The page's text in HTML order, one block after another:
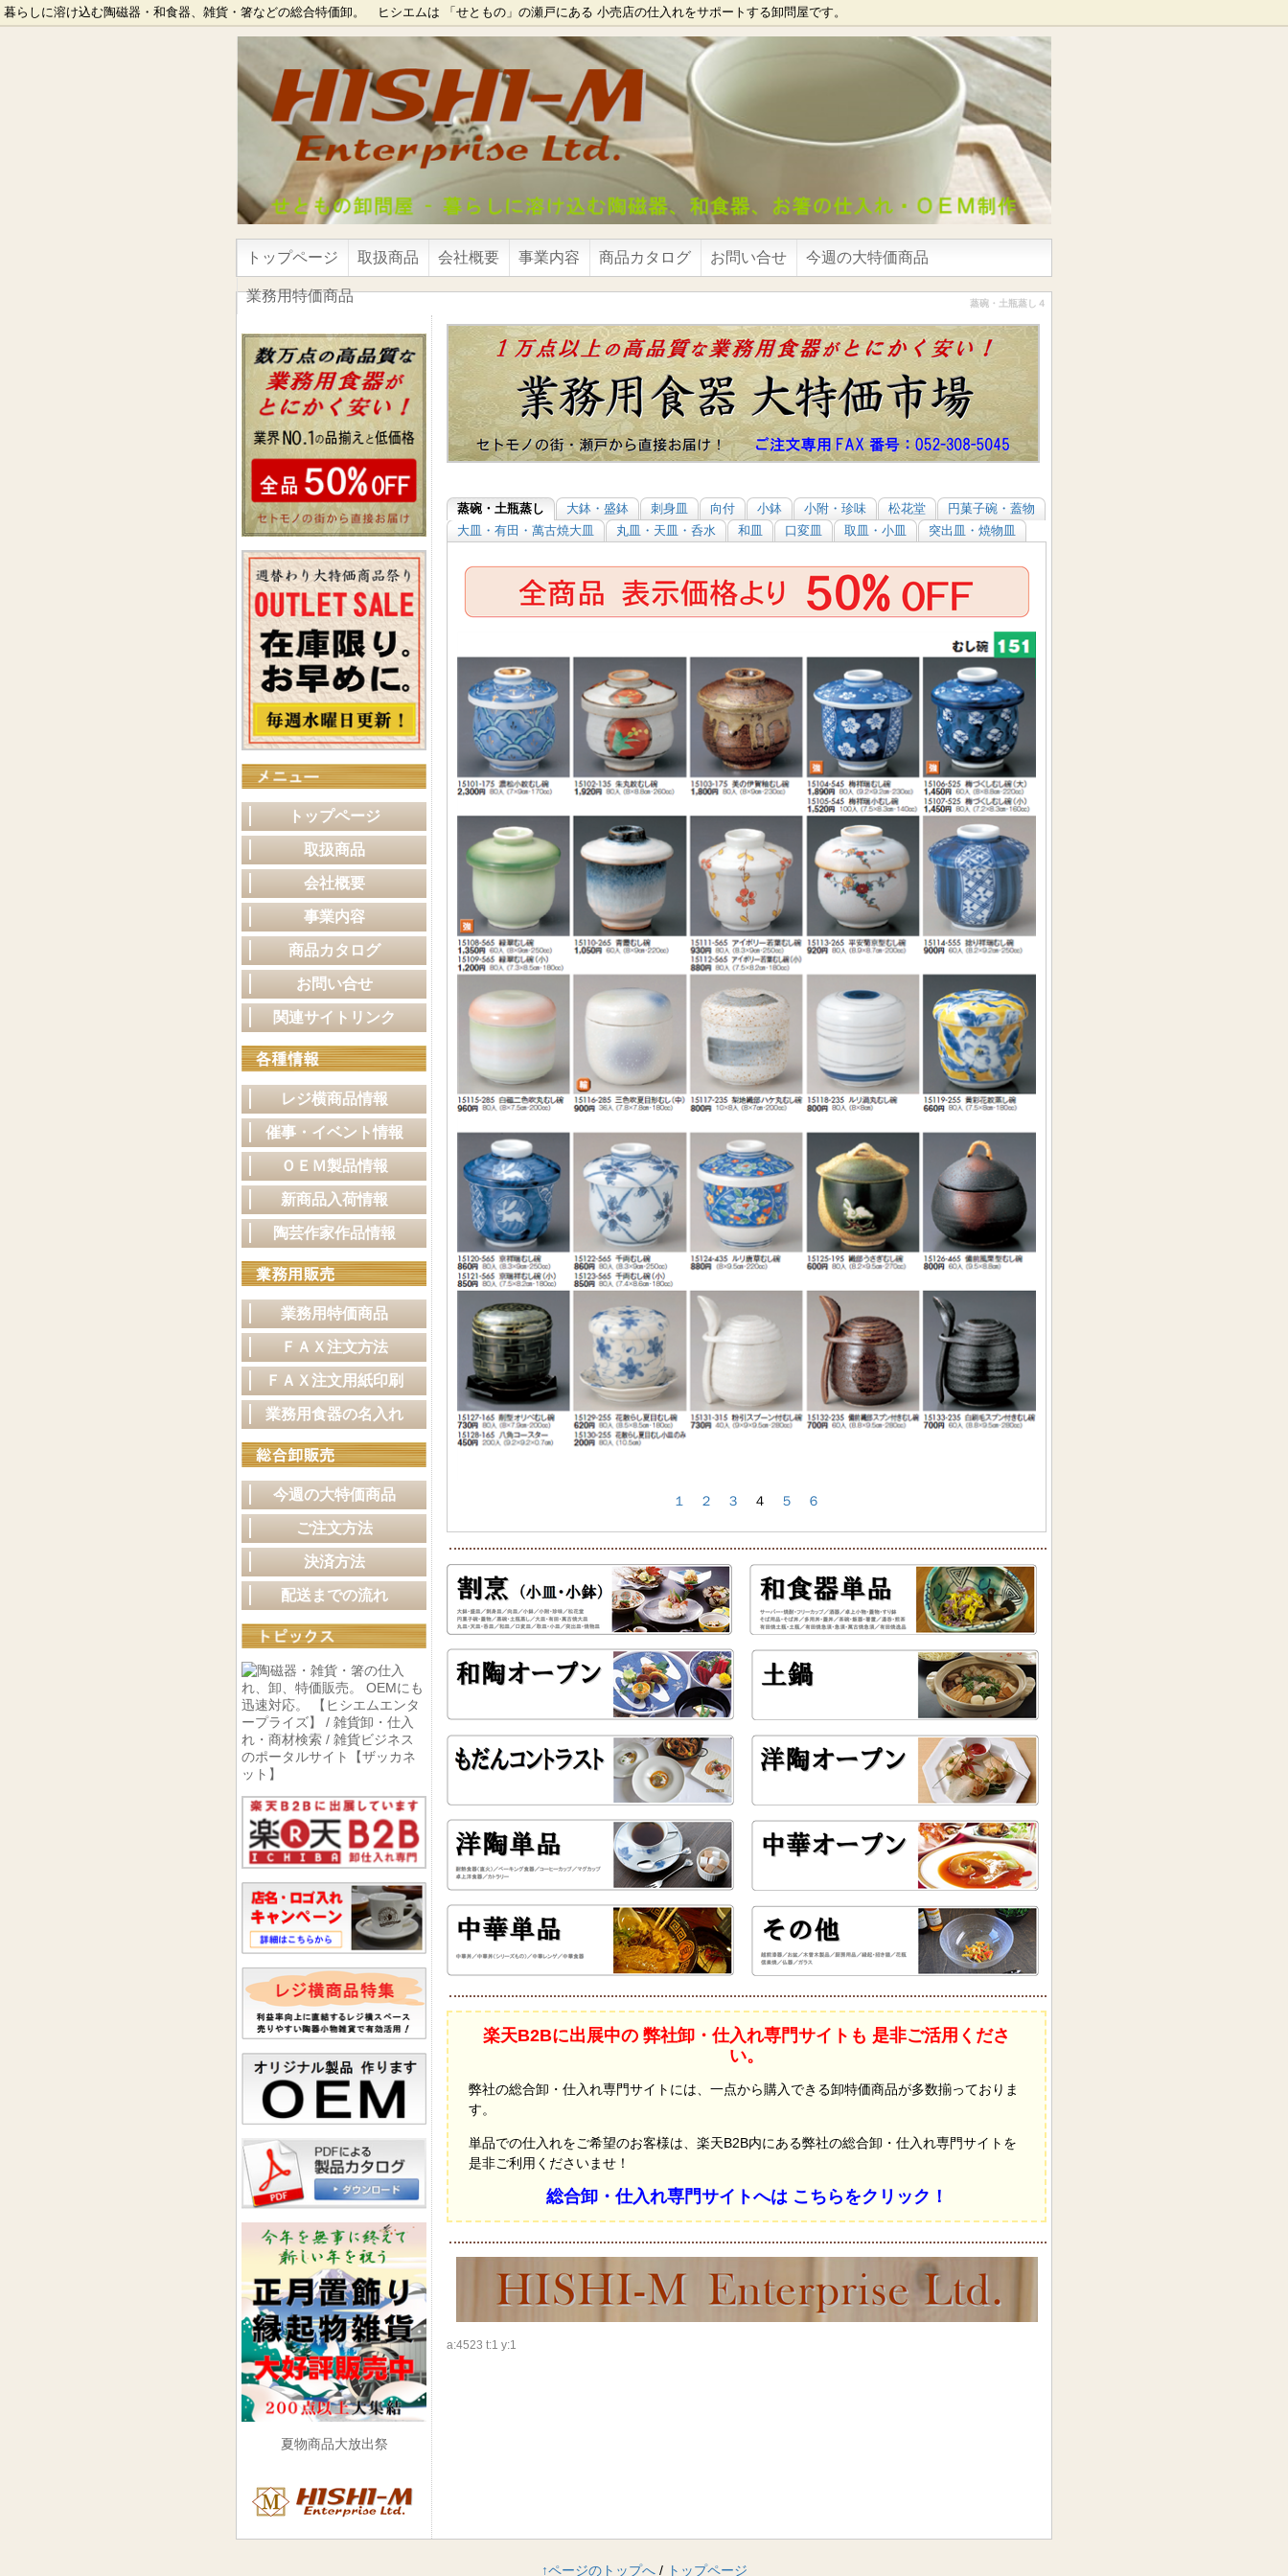
暮らしに溶け込む陶磁器・和食器、雑貨・箸などの総合特価卸。 ヒシエムは 「せともの」の瀬戸にある 小売店の仕入れをサポートする卸問屋です。
トップページ 取扱商品 会社概要 事業内容 商品カタログ お問い合せ 今週の大特価商品
業務用特価商品 蒸碗・土瓶蒸し４
蒸碗・土瓶蒸し 大鉢・盛鉢 刺身皿 向付 小鉢 小附・珍味 松花堂
円菓子碗・蓋物
大皿・有田・萬古焼大皿
丸皿・天皿・呑水 和皿 口変皿 取皿・小皿 突出皿・焼物皿
１ ２ ３ ４ ５ ６
楽天B2Bに出展中の 弊社卸・仕入れ専門サイトも 是非ご活用くださ
い。
弊社の総合卸・仕入れ専門サイトには、一点から購入できる卸特価商品が多数揃っておりま
す。
単品での仕入れをご希望のお客様は、楽天B2B内にある弊社の総合卸・仕入れ専門サイトを
是非ご利用くださいませ！
総合卸・仕入れ専門サイトへは こちらをクリック！
a:4523 t:1 y:1
トップページ
取扱商品
会社概要
事業内容
商品カタログ
お問い合せ
関連サイトリンク
レジ横商品情報
催事・イベント情報
ＯＥＭ製品情報
新商品入荷情報
陶芸作家作品情報
業務用特価商品
ＦＡＸ注文方法
ＦＡＸ注文用紙印刷
業務用食器の名入れ
今週の大特価商品
ご注文方法
決済方法
配送までの流れ
夏物商品大放出祭
↑ページのトップへ/ トップページ